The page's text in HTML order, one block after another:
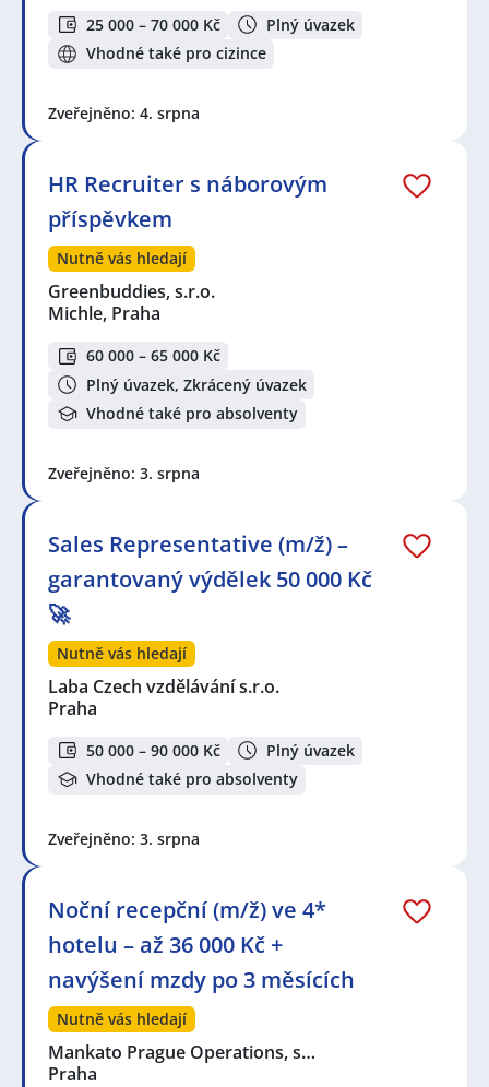
25 000 – 70 000 Kč
Plný úvazek
Vhodné také pro cizince
Zveřejněno: 4. srpna
HR Recruiter s náborovým
příspěvkem
Nutně vás hledají
Greenbuddies, s.r.o.
Michle, Praha
60 000 – 65 000 Kč
Plný úvazek, Zkrácený úvazek
Vhodné také pro absolventy
Zveřejněno: 3. srpna
Sales Representative (m/ž) –
garantovaný výdělek 50 000 Kč
🚀
Nutně vás hledají
Laba Czech vzdělávání s.r.o.
Praha
50 000 – 90 000 Kč
Plný úvazek
Vhodné také pro absolventy
Zveřejněno: 3. srpna
Noční recepční (m/ž) ve 4*
hotelu – až 36 000 Kč +
navýšení mzdy po 3 měsících
Nutně vás hledají
Mankato Prague Operations, s…
Praha